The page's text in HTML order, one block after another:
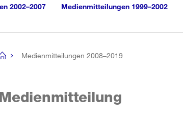
2002–2007 Medienmitteilungen 1999–2002
Medienmitteilungen 2008–2019